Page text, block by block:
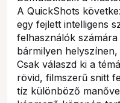
A QuickShots
egy fejlett intelligens
felhasználók
bármilyen
Csak válaszd ki a
rövid, filmszerű snitt
tíz különböző